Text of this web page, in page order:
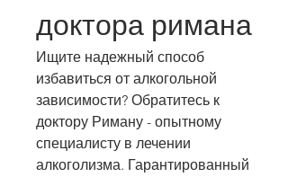
доктора римана
Ищите надежный способ
избавиться от алкогольной
зависимости? Обратитесь к
доктору Риману - опытному
специалисту в лечении
алкоголизма. Гарантированный